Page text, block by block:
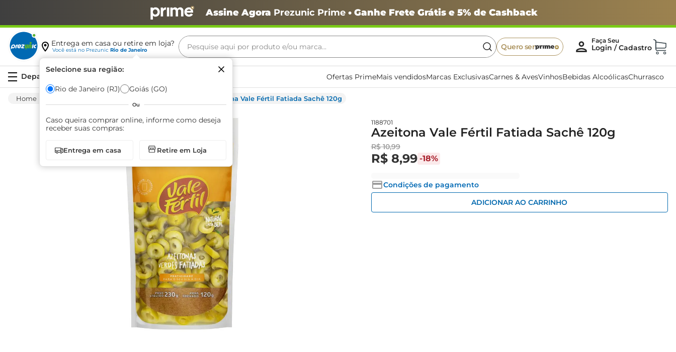
Assine Agora Prezunic Prime• Ganhe Frete Grátis e 5% de Cashback
Entrega em casa ou retire em loja?
Você está no Prezunic Rio de Janeiro
Selecione sua região:
Rio de Janeiro (RJ) Goiás (GO)
Ou
Caso queira comprar online, informe como deseja
receber suas compras:
Entrega em casa Retire em Loja
Pesquise aqui por produto e/ou marca...
Quero ser
Ofertas PrimeMais vendidosMarcas ExclusivasCarnes & AvesVinhosBebidas AlcoólicasChurrasco
Azeitona Vale Fértil Fatiada Sachê 120g
1188701
Azeitona Vale Fértil Fatiada Sachê 120g
R$ 10,99
R$ 8,99 -18%
Condições de pagamento
ADICIONAR AO CARRINHO
Termos mais buscados
café
azeite
arroz
iogurte
papel higiênico
cerveja